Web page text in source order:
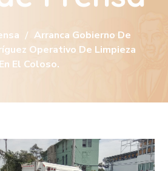
Arranca Gobierno De
Operativo De Limpieza
El Coloso.